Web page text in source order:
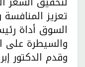
تعزيز
السوق أداة
والسيطرة على
وقدم الدكتور